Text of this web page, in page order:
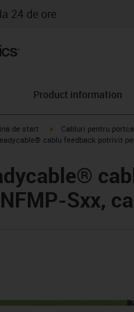
24 de ore
Product information
arrow-right
de start igus-icon-arrow-right
Cabluri pentru
icon-arrow-rightcablu feedback potrivit
Sxx,